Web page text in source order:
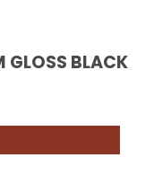
GLOSS BLACK